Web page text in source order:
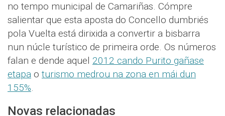
no tempo municipal de Camariñas. Cómpre
salientar que esta aposta do Concello dumbriés
pola Vuelta está dirixida a convertir a bisbarra
nun núcle turístico de primeira orde. Os números
falan e dende aquel 2012 cando Purito gañase
etapa o turismo medrou na zona en mái dun
155%.
Novas relacionadas